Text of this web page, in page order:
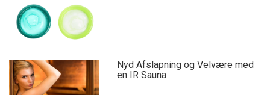
Nyd Afslapning og Velvære med
en IR Sauna